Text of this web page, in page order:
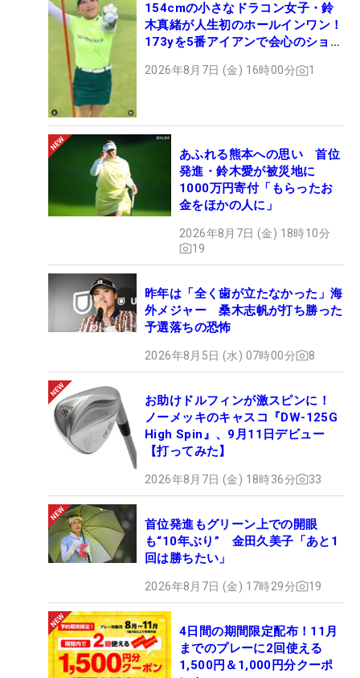
154cmの小さなドラコン女子・鈴
木真緒が人生初のホールインワン！
173yを5番アイアンで会心のショッ
2026年8月7日 (金) 16時00分 1
あふれる熊本への思い 首位
発進・鈴木愛が被災地に
1000万円寄付「もらったお
金をほかの人に」
2026年8月7日 (金) 18時10分
19
昨年は「全く歯が立たなかった」海
外メジャー 桑木志帆が打ち勝った
予選落ちの恐怖
2026年8月5日 (水) 07時00分 8
お助けドルフィンが激スピンに！
ノーメッキのキャスコ『DW-125G
High Spin』、9月11日デビュー
【打ってみた】
2026年8月7日 (金) 18時36分 33
首位発進もグリーン上での開眼
も“10年ぶり” 金田久美子「あと1
回は勝ちたい」
2026年8月7日 (金) 17時29分 19
4日間の期間限定配布！11月
までのプレーに2回使える
1,500円＆1,000円分クーポ